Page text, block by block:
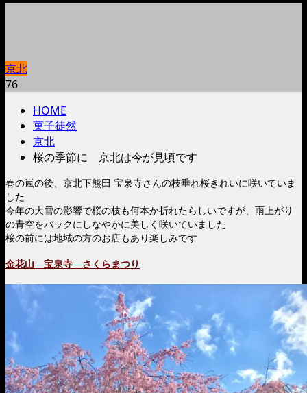
京北
76
HOME
菓子徒然
京北
桜の季節に 京北は今が見頃です
春の嵐の後、京北下熊田 宝泉寺さんの枝垂れ桜きれいに咲いていま
した
今年の大雪の影響で桜の枝も何本か折れたらしいですが、雨上がり
の青空をバックにしなやかに美しく咲いていました
桜の前には地域の方のお店もあり楽しみです
金花山 宝泉寺 さくらまつり